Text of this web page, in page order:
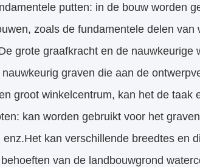
putten: in de bouw worden
zoals de fundamentele delen
grote graafkracht en de
graven die aan de
groot winkelcentrum, kan het de taak
kan worden gebruikt voor het
enz.Het kan verschillende breedtes en
van de landbouwgrond